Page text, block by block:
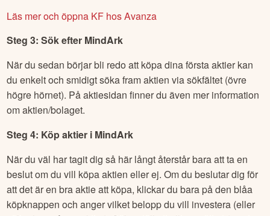
Läs mer och öppna KF hos Avanza
Steg 3: Sök efter MindArk
När du sedan börjar bli redo att köpa dina första aktier kan
du enkelt och smidigt söka fram aktien via sökfältet (övre
högre hörnet). På aktiesidan finner du även mer information
om aktien/bolaget.
Steg 4: Köp aktier i MindArk
När du väl har tagit dig så här långt återstår bara att ta en
beslut om du vill köpa aktien eller ej. Om du beslutar dig för
att det är en bra aktie att köpa, klickar du bara på den blåa
köpknappen och anger vilket belopp du vill investera (eller